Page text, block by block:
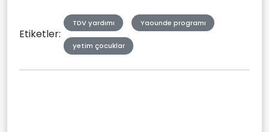
Etiketler:
TDV yardımı Yaounde programı
yetim çocuklar